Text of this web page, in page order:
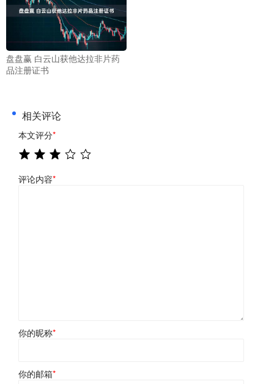
盘盘赢 白云山获他达拉非片药
品注册证书
相关评论
本文评分*
评论内容*
你的昵称*
你的邮箱*